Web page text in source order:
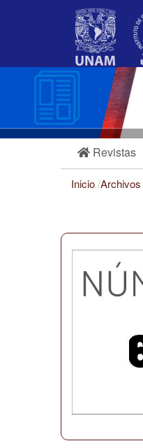
Barra
Revistas
Inicio/Archivos